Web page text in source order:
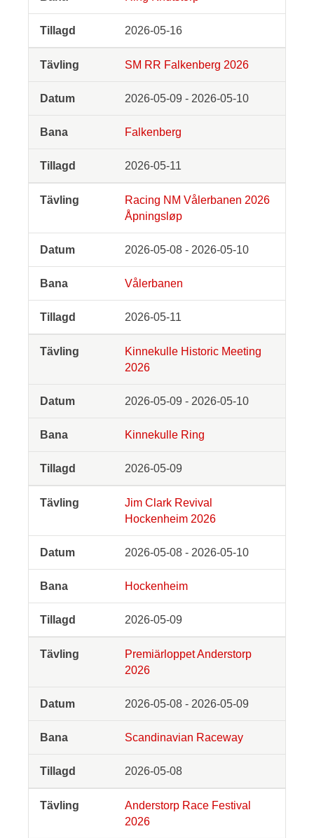
2026-05-16
SM RR Falkenberg 2026
2026-05-09 - 2026-05-10
Falkenberg
2026-05-11
Racing NM Vålerbanen 2026
Åpningsløp
2026-05-08 - 2026-05-10
Vålerbanen
2026-05-11
Kinnekulle Historic Meeting
2026
2026-05-09 - 2026-05-10
Kinnekulle Ring
2026-05-09
Jim Clark Revival
Hockenheim 2026
2026-05-08 - 2026-05-10
Hockenheim
2026-05-09
Premiärloppet Anderstorp
2026
2026-05-08 - 2026-05-09
Scandinavian Raceway
2026-05-08
Anderstorp Race Festival
2026